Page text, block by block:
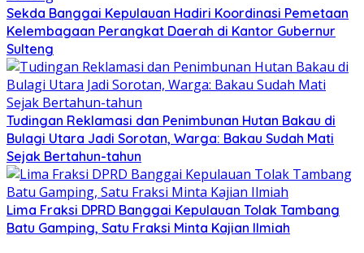
Sekda Banggai Kepulauan Hadiri Koordinasi Pemetaan
Kelembagaan Perangkat Daerah di Kantor Gubernur
Sulteng
Tudingan Reklamasi dan Penimbunan Hutan Bakau di
Bulagi Utara Jadi Sorotan, Warga: Bakau Sudah Mati
Sejak Bertahun-tahun
Lima Fraksi DPRD Banggai Kepulauan Tolak Tambang
Batu Gamping, Satu Fraksi Minta Kajian Ilmiah